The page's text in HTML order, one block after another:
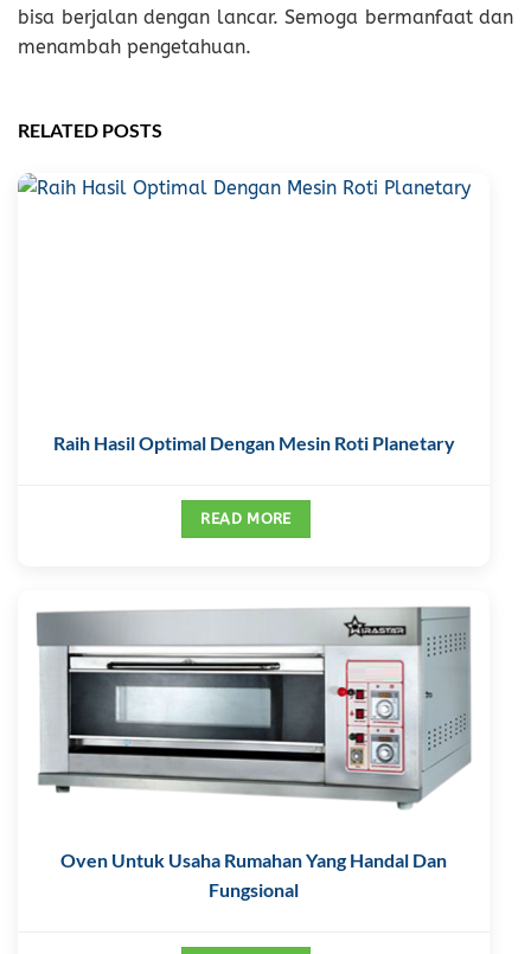
bisa berjalan dengan lancar. Semoga bermanfaat dan
menambah pengetahuan.
RELATED POSTS
Raih Hasil Optimal Dengan Mesin Roti Planetary
READ MORE
Oven Untuk Usaha Rumahan Yang Handal Dan
Fungsional